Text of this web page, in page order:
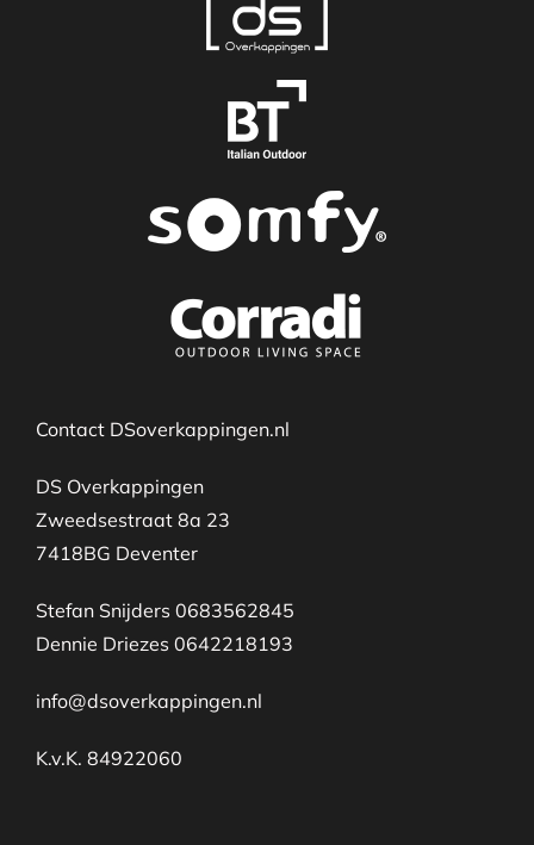
Contact DSoverkappingen.nl
DS Overkappingen
Zweedsestraat 8a 23
7418BG Deventer
Stefan Snijders 0683562845
Dennie Driezes 0642218193
info@dsoverkappingen.nl
K.v.K. 84922060